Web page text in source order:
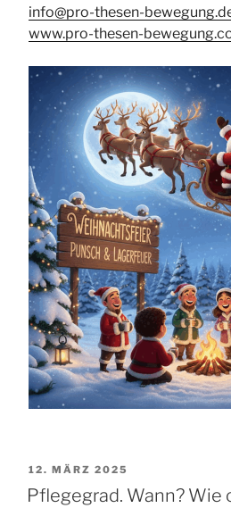
info@pro-thesen-
www.pro-thesen-
VERÖFFENTLICHT
AM
12. MÄRZ 2025
Pflegegrad. Wann? Wie